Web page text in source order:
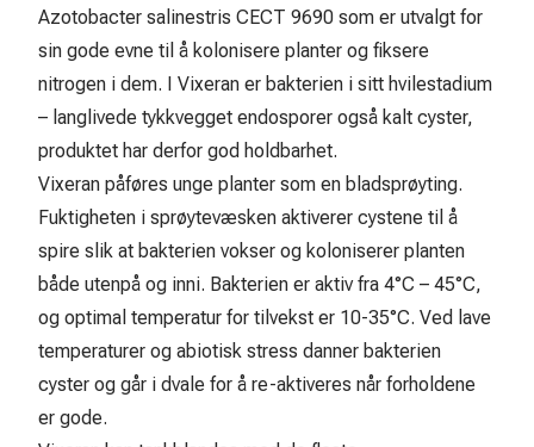
Azotobacter salinestris CECT 9690 som er utvalgt for
sin gode evne til å kolonisere planter og fiksere
nitrogen i dem. I Vixeran er bakterien i sitt hvilestadium
– langlivede tykkvegget endosporer også kalt cyster,
produktet har derfor god holdbarhet.
Vixeran påføres unge planter som en bladsprøyting.
Fuktigheten i sprøytevæsken aktiverer cystene til å
spire slik at bakterien vokser og koloniserer planten
både utenpå og inni. Bakterien er aktiv fra 4°C – 45°C,
og optimal temperatur for tilvekst er 10-35°C. Ved lave
temperaturer og abiotisk stress danner bakterien
cyster og går i dvale for å re-aktiveres når forholdene
er gode.